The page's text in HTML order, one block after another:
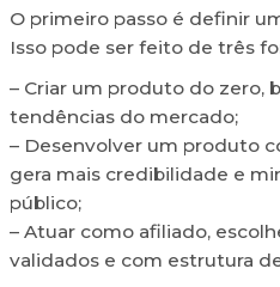
O primeiro passo é definir
Isso pode ser feito de três
– Criar um produto do zero,
tendências do mercado;
– Desenvolver um produto
gera mais credibilidade e
público;
– Atuar como afiliado,
validados e com estrutura